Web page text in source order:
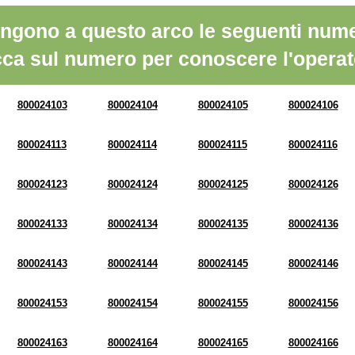
a questo arco le seguenti
sul numero per conoscere
800024103 800024104 800024105 800024106
800024113 800024114 800024115 800024116
800024123 800024124 800024125 800024126
800024133 800024134 800024135 800024136
800024143 800024144 800024145 800024146
800024153 800024154 800024155 800024156
800024163 800024164 800024165 800024166